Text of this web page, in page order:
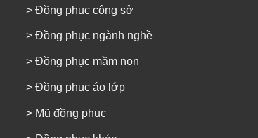
> Đồng phục công sở
> Đồng phục ngành nghề
> Đồng phục mầm non
> Đồng phục áo lớp
> Mũ đồng phục